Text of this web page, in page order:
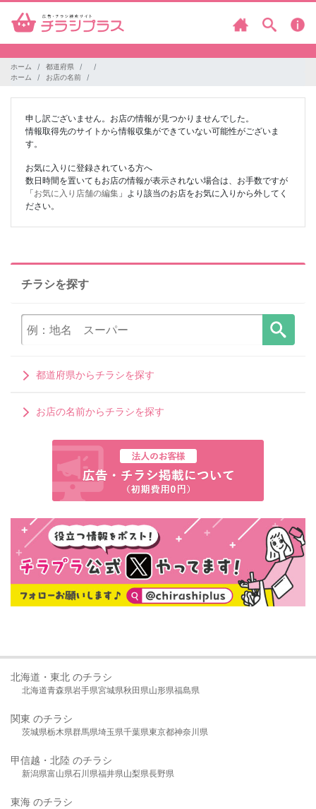
ホーム
都道府県
ホーム
お店の名前
申し訳ございません。お店の情報が見つかりませんでした。
情報取得先のサイトから情報収集ができていない可能性がございま
す。
お気に入りに登録されている方へ
数日時間を置いてもお店の情報が表示されない場合は、お手数ですが
「お気に入り店舗の編集 」より該当のお店をお気に入りから外してく
ださい。
チラシを探す
都道府県からチラシを探す
お店の名前からチラシを探す
北海道・東北 のチラシ
北海道青森県岩手県宮城県秋田県山形県福島県
関東 のチラシ
茨城県栃木県群馬県埼玉県千葉県東京都神奈川県
甲信越・北陸 のチラシ
新潟県富山県石川県福井県山梨県長野県
東海 のチラシ